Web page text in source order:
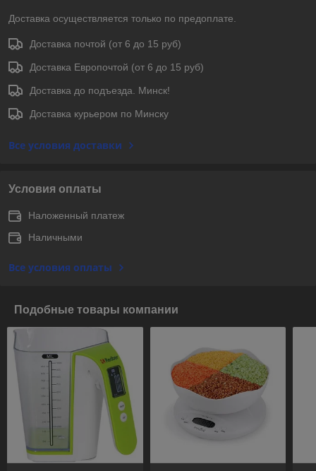
Доставка осуществляется только по предоплате.
Доставка почтой (от 6 до 15 руб)
Доставка Европочтой (от 6 до 15 руб)
Доставка до подъезда. Минск!
Доставка курьером по Минску
Все условия доставки
Условия оплаты
Наложенный платеж
Наличными
Все условия оплаты
Подобные товары компании